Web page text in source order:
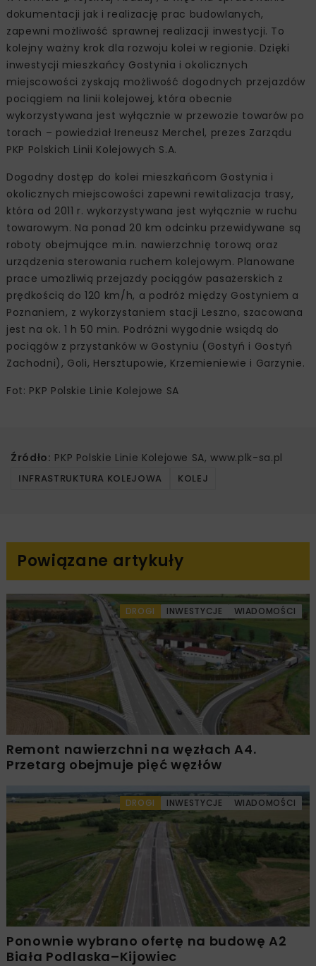
dokumentacji jak i realizację prac budowlanych,
zapewni możliwość sprawnej realizacji inwestycji. To
kolejny ważny krok dla rozwoju kolei w regionie. Dzięki
inwestycji mieszkańcy Gostynia i okolicznych
miejscowości zyskają możliwość dogodnych przejazdów
pociągiem na linii kolejowej, która obecnie
wykorzystywana jest wyłącznie w przewozie towarów po
torach – powiedział Ireneusz Merchel, prezes Zarządu
PKP Polskich Linii Kolejowych S.A.
Dogodny dostęp do kolei mieszkańcom Gostynia i
okolicznych miejscowości zapewni rewitalizacja trasy,
która od 2011 r. wykorzystywana jest wyłącznie w ruchu
towarowym. Na ponad 20 km odcinku przewidywane są
roboty obejmujące m.in. nawierzchnię torową oraz
urządzenia sterowania ruchem kolejowym. Planowane
prace umożliwią przejazdy pociągów pasażerskich z
prędkością do 120 km/h, a podróż między Gostyniem a
Poznaniem, z wykorzystaniem stacji Leszno, szacowana
jest na ok. 1 h 50 min. Podróżni wygodnie wsiądą do
pociągów z przystanków w Gostyniu (Gostyń i Gostyń
Zachodni), Goli, Hersztupowie, Krzemieniewie i Garzynie.
Fot: PKP Polskie Linie Kolejowe SA
Źródło: PKP Polskie Linie Kolejowe SA, www.plk-sa.pl
INFRASTRUKTURA KOLEJOWA KOLEJ
Powiązane artykuły
DROGI INWESTYCJE WIADOMOŚCI
Remont nawierzchni na węzłach A4.
Przetarg obejmuje pięć węzłów
DROGI INWESTYCJE WIADOMOŚCI
Ponownie wybrano ofertę na budowę A2
Biała Podlaska–Kijowiec